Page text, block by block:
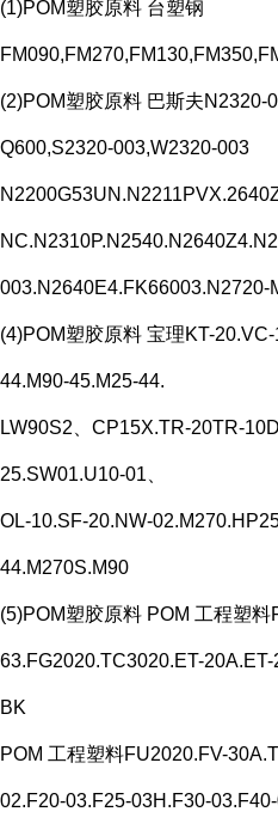
(1)POM塑胶原料 台塑钢
(2)POM塑胶原料 巴斯夫
Q600,S2320-003,W2320-003
003.N2640E4.FK66003.N2720-
(4)POM塑胶原料 宝理KT-
44.M90-45.M25-44.
LW90S2、CP15X.TR-20TR-
25.SW01.U10-01、
OL-10.SF-20.NW-
44.M270S.M90
(5)POM塑胶原料 POM 工程塑
63.FG2020.TC3020.ET-
BK
POM 工程塑料FU2020.FV-
02.F20-03.F25-03H.F30-